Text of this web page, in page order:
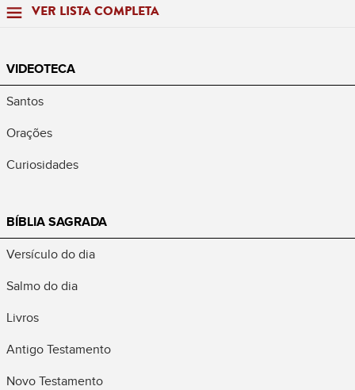
VER LISTA COMPLETA
VIDEOTECA
Santos
Orações
Curiosidades
BÍBLIA SAGRADA
Versículo do dia
Salmo do dia
Livros
Antigo Testamento
Novo Testamento